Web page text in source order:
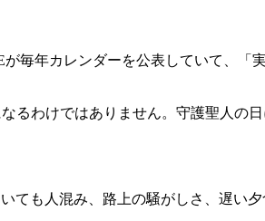
毎年カレンダーを公表していて、
わけではありません。守護聖人の
ても人混み、路上の騒がしさ、遅い夕